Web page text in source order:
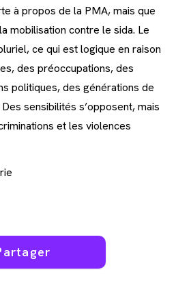
à propos de la PMA, mais que
mobilisation contre le sida. Le
ce qui est logique en raison
des préoccupations, des
politiques, des générations de
sensibilités s’opposent, mais
et les violences
Partager